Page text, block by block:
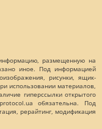
размещенную на
иное. Под информацией
рисунки, ящик-
использовании материалов,
гиперссылки открытого
обязательна. Под
рерайтинг, модификация